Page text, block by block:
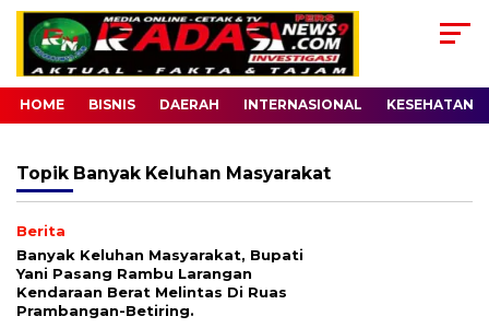
HOME BISNIS DAERAH INTERNASIONAL KESEHATAN
Topik Banyak Keluhan Masyarakat
Berita
Banyak Keluhan Masyarakat, Bupati
Yani Pasang Rambu Larangan
Kendaraan Berat Melintas Di Ruas
Prambangan-Betiring.